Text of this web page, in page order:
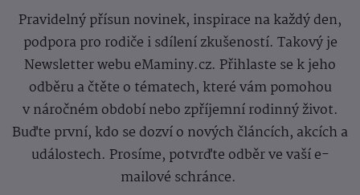
Pravidelný přísun novinek, inspirace na každý den,
podpora pro rodiče i sdílení zkušeností. Takový je
Newsletter webu eMaminy.cz. Přihlaste se k jeho
odběru a čtěte o tématech, které vám pomohou
v náročném období nebo zpříjemní rodinný život.
Buďte první, kdo se dozví o nových článcích, akcích a
událostech. Prosíme, potvrďte odběr ve vaší e-
mailové schránce.